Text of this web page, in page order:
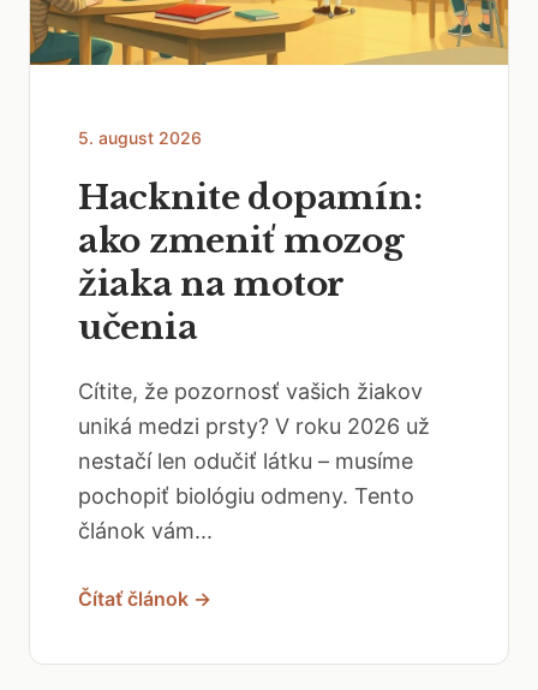
5. august 2026
Hacknite dopamín:
ako zmeniť mozog
žiaka na motor
učenia
Cítite, že pozornosť vašich žiakov
uniká medzi prsty? V roku 2026 už
nestačí len odučiť látku – musíme
pochopiť biológiu odmeny. Tento
článok vám...
Čítať článok →